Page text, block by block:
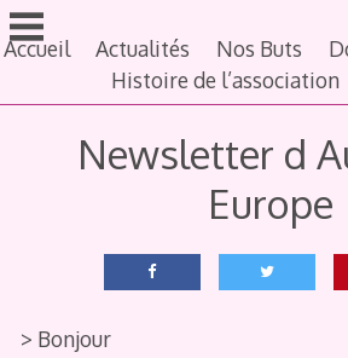
Aller
au
principal
Accueil Actualités Nos Buts
Histoire de l’association
Newsletter d
Europe
> Bonjour